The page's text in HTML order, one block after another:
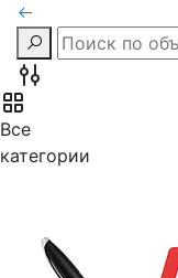
Все
категории